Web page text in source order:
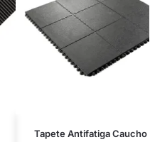
Tapete Antifatiga Caucho